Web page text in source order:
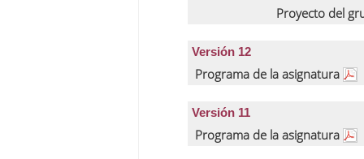
Proyecto del
Versión 12
Programa de la asignatura
Versión 11
Programa de la asignatura